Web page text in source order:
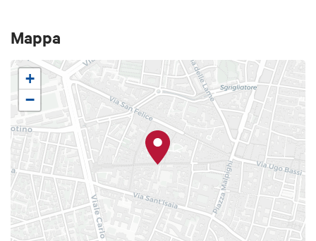
Per accompagnare le pietanze si possono abbinare
vini locali e nazionali prodotti con metodi
convenzionali ma anche biologici e biodinamici.
Mappa
+
−